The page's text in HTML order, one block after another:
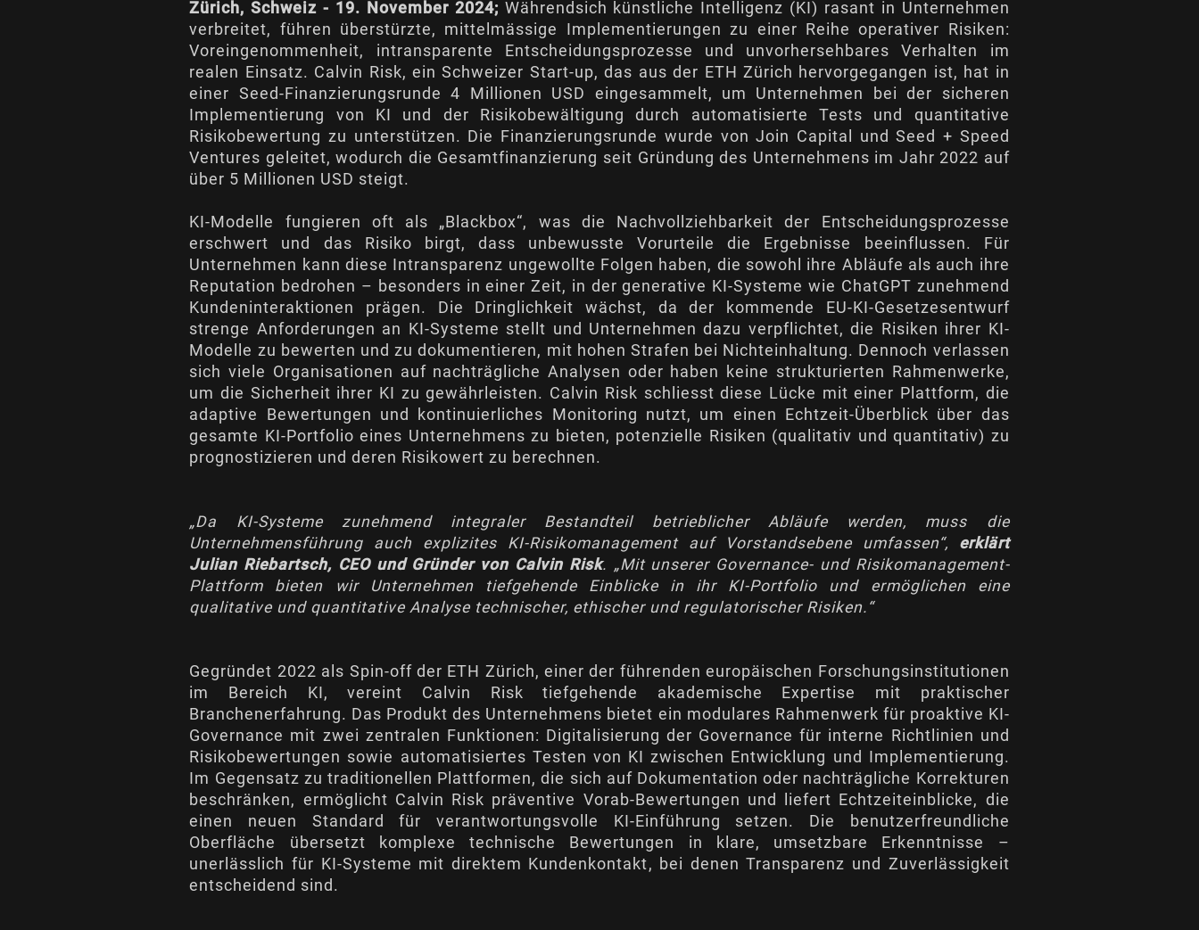
Zürich, Schweiz - 19. November 2024; Währendsich künstliche Intelligenz (KI) rasant in Unternehmen
verbreitet, führen überstürzte, mittelmässige Implementierungen zu einer Reihe operativer Risiken:
Voreingenommenheit, intransparente Entscheidungsprozesse und unvorhersehbares Verhalten im
realen Einsatz. Calvin Risk, ein Schweizer Start-up, das aus der ETH Zürich hervorgegangen ist, hat in
einer Seed-Finanzierungsrunde 4 Millionen USD eingesammelt, um Unternehmen bei der sicheren
Implementierung von KI und der Risikobewältigung durch automatisierte Tests und quantitative
Risikobewertung zu unterstützen. Die Finanzierungsrunde wurde von Join Capital und Seed + Speed
Ventures geleitet, wodurch die Gesamtfinanzierung seit Gründung des Unternehmens im Jahr 2022 auf
über 5 Millionen USD steigt.
KI-Modelle fungieren oft als „Blackbox“, was die Nachvollziehbarkeit der Entscheidungsprozesse
erschwert und das Risiko birgt, dass unbewusste Vorurteile die Ergebnisse beeinflussen. Für
Unternehmen kann diese Intransparenz ungewollte Folgen haben, die sowohl ihre Abläufe als auch ihre
Reputation bedrohen – besonders in einer Zeit, in der generative KI-Systeme wie ChatGPT zunehmend
Kundeninteraktionen prägen. Die Dringlichkeit wächst, da der kommende EU-KI-Gesetzesentwurf
strenge Anforderungen an KI-Systeme stellt und Unternehmen dazu verpflichtet, die Risiken ihrer KI-
Modelle zu bewerten und zu dokumentieren, mit hohen Strafen bei Nichteinhaltung. Dennoch verlassen
sich viele Organisationen auf nachträgliche Analysen oder haben keine strukturierten Rahmenwerke,
um die Sicherheit ihrer KI zu gewährleisten. Calvin Risk schliesst diese Lücke mit einer Plattform, die
adaptive Bewertungen und kontinuierliches Monitoring nutzt, um einen Echtzeit-Überblick über das
gesamte KI-Portfolio eines Unternehmens zu bieten, potenzielle Risiken (qualitativ und quantitativ) zu
prognostizieren und deren Risikowert zu berechnen.
„Da KI-Systeme zunehmend integraler Bestandteil betrieblicher Abläufe werden, muss die
Unternehmensführung auch explizites KI-Risikomanagement auf Vorstandsebene umfassen“, erklärt
Julian Riebartsch, CEO und Gründer von Calvin Risk. „Mit unserer Governance- und Risikomanagement-
Plattform bieten wir Unternehmen tiefgehende Einblicke in ihr KI-Portfolio und ermöglichen eine
qualitative und quantitative Analyse technischer, ethischer und regulatorischer Risiken.“
Gegründet 2022 als Spin-off der ETH Zürich, einer der führenden europäischen Forschungsinstitutionen
im Bereich KI, vereint Calvin Risk tiefgehende akademische Expertise mit praktischer
Branchenerfahrung. Das Produkt des Unternehmens bietet ein modulares Rahmenwerk für proaktive KI-
Governance mit zwei zentralen Funktionen: Digitalisierung der Governance für interne Richtlinien und
Risikobewertungen sowie automatisiertes Testen von KI zwischen Entwicklung und Implementierung.
Im Gegensatz zu traditionellen Plattformen, die sich auf Dokumentation oder nachträgliche Korrekturen
beschränken, ermöglicht Calvin Risk präventive Vorab-Bewertungen und liefert Echtzeiteinblicke, die
einen neuen Standard für verantwortungsvolle KI-Einführung setzen. Die benutzerfreundliche
Oberfläche übersetzt komplexe technische Bewertungen in klare, umsetzbare Erkenntnisse –
unerlässlich für KI-Systeme mit direktem Kundenkontakt, bei denen Transparenz und Zuverlässigkeit
entscheidend sind.